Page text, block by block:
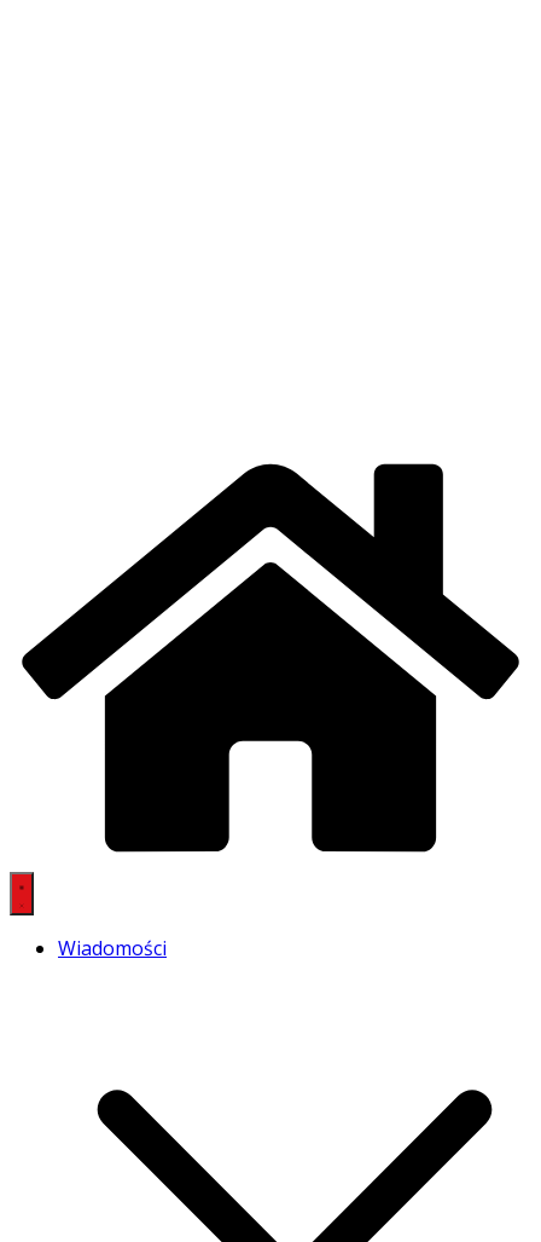
Wiadomości